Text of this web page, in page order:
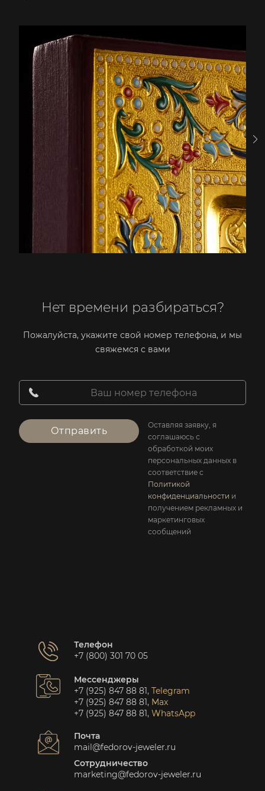
Нет времени разбираться?
Пожалуйста, укажите свой номер телефона, и мы
свяжемся с вами
Отправить
Оставляя заявку, я
соглашаюсь с
обработкой моих
персональных данных в
соответствие с
Политикой
конфиденциальности и
получением рекламных и
маркетинговых
сообщений
Телефон
+7 (800) 301 70 05
Мессенджеры
+7 (925) 847 88 81, Telegram
+7 (925) 847 88 81, Max
+7 (925) 847 88 81, WhatsApp
Почта
mail@fedorov-jeweler.ru
Сотрудничество
marketing@fedorov-jeweler.ru